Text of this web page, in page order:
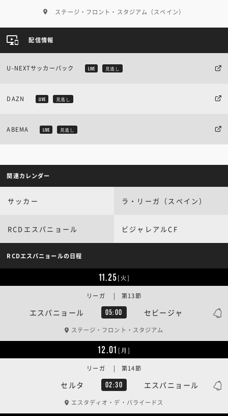
ステージ・フロント・スタジアム（スペイン）
配信情報
U-NEXTサッカーパック LIVE 見逃し
DAZN LIVE 見逃し
ABEMA LIVE 見逃し
関連カレンダー
サッカー ラ・リーガ（スペイン）
RCDエスパニョール ビジャレアルCF
RCDエスパニョールの日程
11.25[火]
エスパニョール 05:00 セビージャ
リーガ | 第13節
ステージ・フロント・スタジアム
12.01 [月]
セルタ 02:30 エスパニョール
リーガ | 第14節
エスタディオ・デ・バライードス